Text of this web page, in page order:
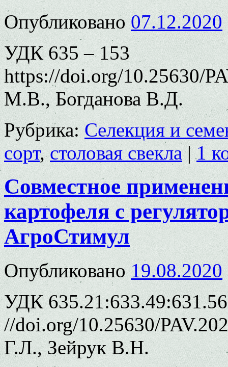
Опубликовано 07.12.2020
УДК 635 – 153
https://doi.org/10.25630/
М.В., Богданова В.Д.
Рубрика: Селекция и
сорт,столовая свекла | 1
Совместное
картофеля с
АгроСтимул
Опубликовано 19.08.2020
УДК
//doi.org/10.25630/
Г.Л., Зейрук В.Н.